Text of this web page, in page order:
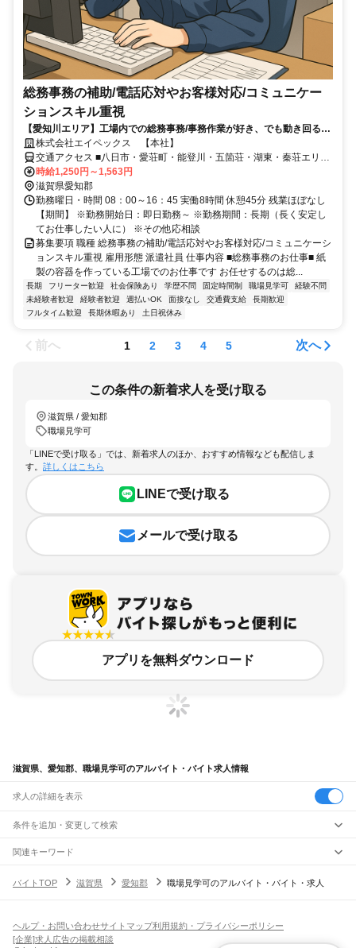
総務事務の補助/電話応対やお客様対応/コミュニケー
ションスキル重視
【愛知川エリア】工場内での総務事務/事務作業が好き、でも動き回るの
も好き。そんな方にピッタリなお仕事
株式会社エイペックス 【本社】
交通アクセス ■八日市・愛荘町・能登川・五箇荘・湖東・秦荘エリア
からの通勤圏内です。（車で15分圏内） ■あいとうマーガレットステ
ーションから車で19分（10.4km） ■東近江市役所から車で17分
（8.3km） ■ビバシティ彦根から車で20分（9.9km）
時給1,250円～1,563円
滋賀県愛知郡
勤務曜日・時間 08：00～16：45 実働8時間 休憩45分 残業ほぼなし
【期間】 ※勤務開始日：即日勤務～ ※勤務期間：長期（長く安定し
てお仕事したい人に） ※その他応相談
募集要項 職種 総務事務の補助/電話応対やお客様対応/コミュニケーシ
ョンスキル重視 雇用形態 派遣社員 仕事内容 ■総務事務のお仕事■ 紙
製の容器を作っている工場でのお仕事です お任せするのは総...
長期 フリーター歓迎 社会保険あり 学歴不問 固定時間制 職場見学可
経験不問
未経験者歓迎
経験者歓迎 週払いOK 面接なし 交通費支給
長期歓迎
フルタイム歓迎
長期休暇あり 土日祝休み
前へ 1 2 3 4 5 次へ
この条件の新着求人を受け取る
滋賀県 / 愛知郡
職場見学可
「LINEで受け取る」では、新着求人のほか、おすすめ情報なども配信しま
す。 詳しくはこちら
LINEで受け取る
メールで受け取る
アプリを無料ダウンロード
滋賀県、愛知郡、職場見学可のアルバイト・バイト求人情報
求人の詳細を表示
条件を追加・変更して検索
市区町村を追加・変更
滋賀県すべて
駅を追加・変更
米原駅 坂田駅田村駅 長浜駅 虎姫駅河毛駅高月駅木ノ本駅 余呉駅
JR東海道本線(岐阜～美濃赤坂・米原)
飲食・フードサービス
飲食・フードサービス
特徴を追加・変更
関連キーワード
広島県 職場見学もできる兵庫県 職場見学もできる
バイトTOP 滋賀県 愛知郡 職場見学可のアルバイト・バイト・求人
ヘルプ・お問い合わせサイトマップ利用規約・プライバシーポリシー
[企業]求人広告の掲載相談